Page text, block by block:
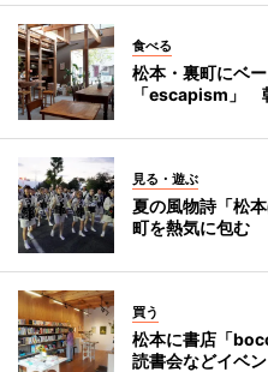
食べる
松本・裏町にベ
「escapism」
見る・遊ぶ
夏の風物詩「松
町を熱気に包む
買う
松本に書店「
読書会などイベ